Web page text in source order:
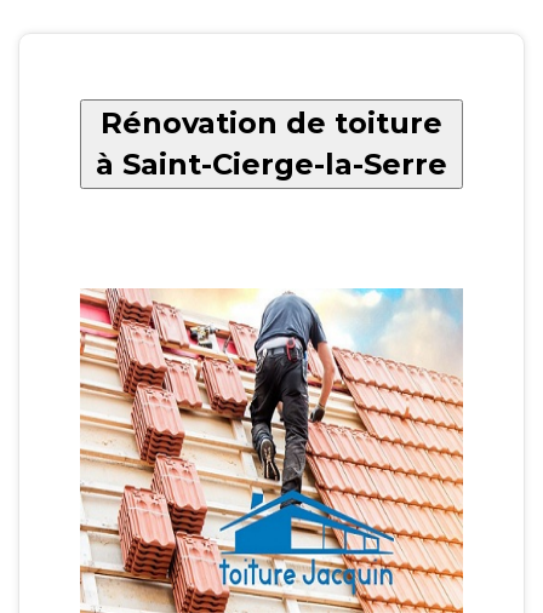
Rénovation de toiture
à Saint-Cierge-la-Serre